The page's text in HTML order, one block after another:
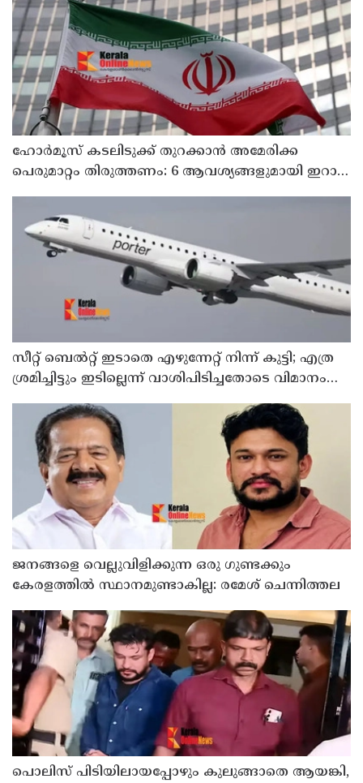
ഹോര്‍മൂസ് കടലിടുക്ക് തുറക്കാന്‍ അമേരിക്ക
പെരുമാറ്റം തിരുത്തണം: 6 ആവശ്യങ്ങളുമായി ഇറാന്‍
സീറ്റ് ബെല്‍റ്റ് ഇടാതെ എഴുന്നേറ്റ് നിന്ന് കുട്ടി; എത്ര
ശ്രമിച്ചിട്ടും ഇടില്ലെന്ന് വാശിപിടിച്ചതോടെ വിമാനം
ജനങ്ങളെ വെല്ലുവിളിക്കുന്ന ഒരു ഗുണ്ടക്കും
കേരളത്തില്‍ സ്ഥാനമുണ്ടാകില്ല: രമേശ് ചെന്നിത്തല
പൊലിസ് പിടിയിലായപ്പോഴും കുലുങ്ങാതെ ആയങ്കി,